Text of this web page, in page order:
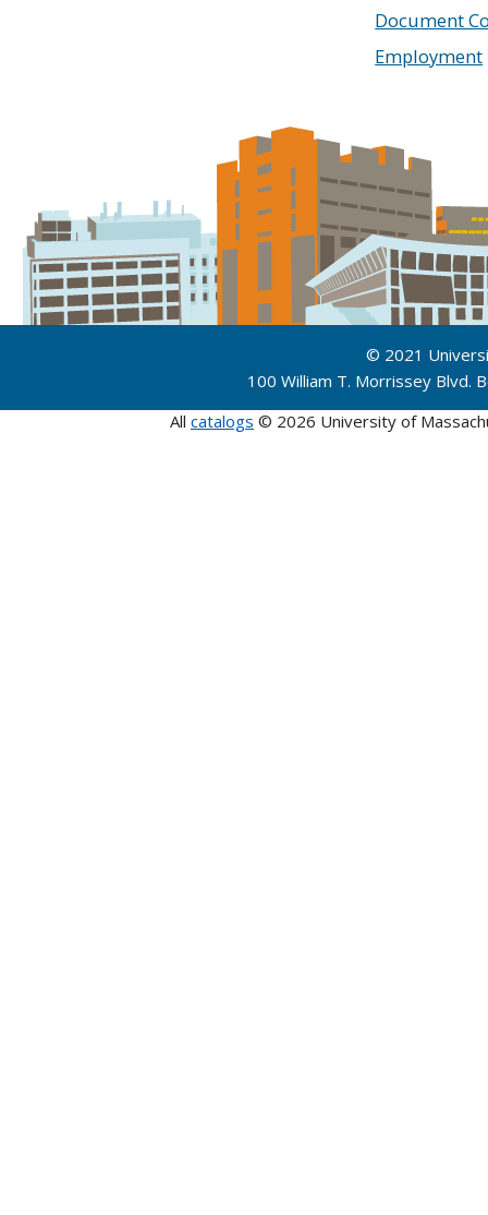
Document
Employment
© 2021
100 William T. Morrissey
All catalogs © 2026 University of